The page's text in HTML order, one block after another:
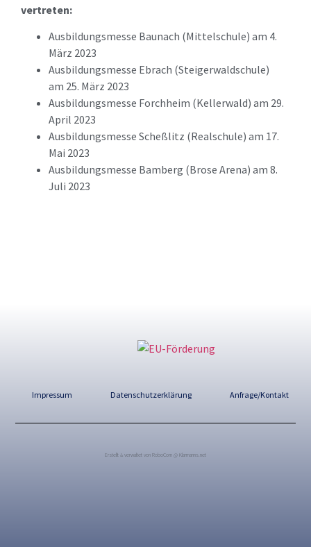
vertreten:
Ausbildungsmesse Baunach (Mittelschule) am 4.
März 2023
Ausbildungsmesse Ebrach (Steigerwaldschule)
am 25. März 2023
Ausbildungsmesse Forchheim (Kellerwald) am 29.
April 2023
Ausbildungsmesse Scheßlitz (Realschule) am 17.
Mai 2023
Ausbildungsmesse Bamberg (Brose Arena) am 8.
Juli 2023
Impressum Datenschutzerklärung Anfrage/Kontakt
Erstellt & verwaltet von RoboCom @ Klarmanns.net